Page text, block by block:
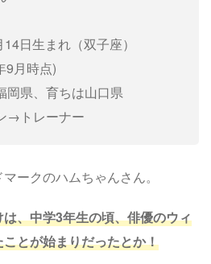
日生まれ（双子座）
9月時点)
岡県、育ちは山口県
→トレーナー
ークのハムちゃんさん。
、中学3年生の頃、俳優のウィ
とが始まりだったとか！